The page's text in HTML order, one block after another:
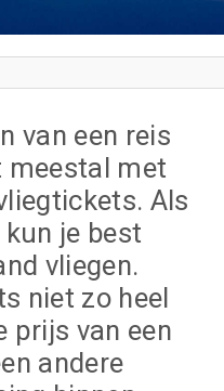
van een reis
meestal met
Als
je best
vliegen.
niet zo heel
prijs van een
andere